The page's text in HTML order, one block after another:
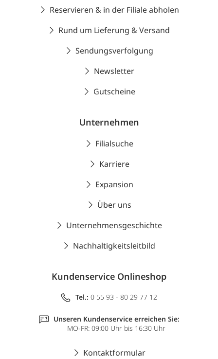
Reservieren & in der Filiale abholen
Rund um Lieferung & Versand
Sendungsverfolgung
Newsletter
Gutscheine
Unternehmen
Filialsuche
Karriere
Expansion
Über uns
Unternehmensgeschichte
Nachhaltigkeitsleitbild
Kundenservice Onlineshop
Tel.: 0 55 93 - 80 29 77 12
Unseren Kundenservice erreichen Sie:
MO-FR: 09:00 Uhr bis 16:30 Uhr
Kontaktformular